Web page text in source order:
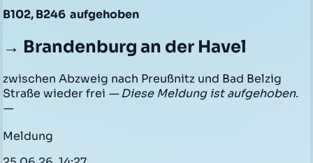
B102, B246 aufgehoben
→ Brandenburg an der Havel
zwischen Abzweig nach Preußnitz und Bad Belzig
Straße wieder frei — Diese Meldung ist aufgehoben.
—
Meldung